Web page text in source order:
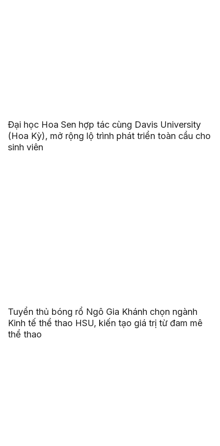
Đại học Hoa Sen hợp tác cùng Davis University
(Hoa Kỳ), mở rộng lộ trình phát triển toàn cầu cho
sinh viên
Tuyển thủ bóng rổ Ngô Gia Khánh chọn ngành
Kinh tế thể thao HSU, kiến tạo giá trị từ đam mê
thể thao